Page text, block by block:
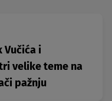
Vučića i
velike teme na
pažnju